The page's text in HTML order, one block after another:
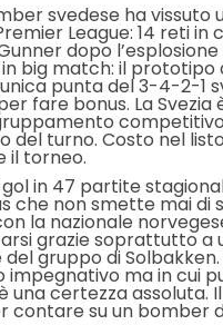
svedese ha
League: 14 reti
dopo
big match: il prototipo
punta del 3-4-2-1
fare bonus. La
del turno. Costo nel
il torneo.
gol in 47 partite
che non smette mai di
la nazionale
grazie soprattutto a
gruppo di Solbakken.
impegnativo ma in cui
una certezza
contare su un bomber